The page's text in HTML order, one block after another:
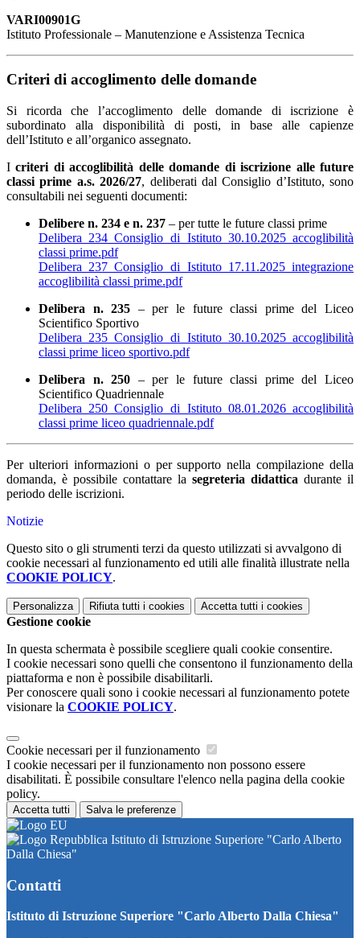
VARI00901G
Istituto Professionale – Manutenzione e Assistenza Tecnica
Criteri di accoglimento delle domande
Si ricorda che l’accoglimento delle domande di iscrizione è
subordinato alla disponibilità di posti, in base alle capienze
dell’Istituto e all’organico assegnato.
Icriteri di accoglibilità delle domande di iscrizione alle future
classi prime a.s. 2026/27, deliberati dal Consiglio d’Istituto, sono
consultabili nei seguenti documenti:
Delibere n. 234 e n. 237 – per tutte le future classi prime
Delibera_234_Consiglio di Istituto_30.10.2025_accoglibilità
classi prime.pdf
Delibera_237_Consiglio di Istituto_17.11.2025_integrazione
accoglibilità classi prime.pdf
Delibera n. 235 – per le future classi prime del Liceo
Scientifico Sportivo
Delibera_235_Consiglio di Istituto_30.10.2025_accoglibilità
classi prime liceo sportivo.pdf
Delibera n. 250 – per le future classi prime del Liceo
Scientifico Quadriennale
Delibera_250_Consiglio di Istituto_08.01.2026_accoglibilità
classi prime liceo quadriennale.pdf
Per ulteriori informazioni o per supporto nella compilazione della
domanda, è possibile contattare la segreteria didattica durante il
periodo delle iscrizioni.
Notizie
Questo sito o gli strumenti terzi da questo utilizzati si avvalgono di
cookie necessari al funzionamento ed utili alle finalità illustrate nella
COOKIE POLICY.
Personalizza Rifiuta tutti i cookies Accetta tutti i cookies
Gestione cookie
In questa schermata è possibile scegliere quali cookie consentire.
I cookie necessari sono quelli che consentono il funzionamento della
piattaforma e non è possibile disabilitarli.
Per conoscere quali sono i cookie necessari al funzionamento potete
visionare la COOKIE POLICY.
Cookie necessari per il funzionamento
I cookie necessari per il funzionamento non possono essere
disabilitati. È possibile consultare l'elenco nella pagina della cookie
policy.
Accetta tutti Salva le preferenze
Istituto di Istruzione Superiore "Carlo Alberto
Dalla Chiesa"
Contatti
Istituto di Istruzione Superiore "Carlo Alberto Dalla Chiesa"